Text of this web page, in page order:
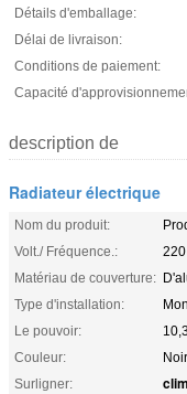
Détails d'emballage:
Délai de livraison:
Conditions de paiement:
Capacité
description de
Radiateur électrique
Nom du produit:
Volt./ Fréquence.:
Matériau de couverture:
Type d'installation:
Le pouvoir:
Couleur:
Noir
Surligner: